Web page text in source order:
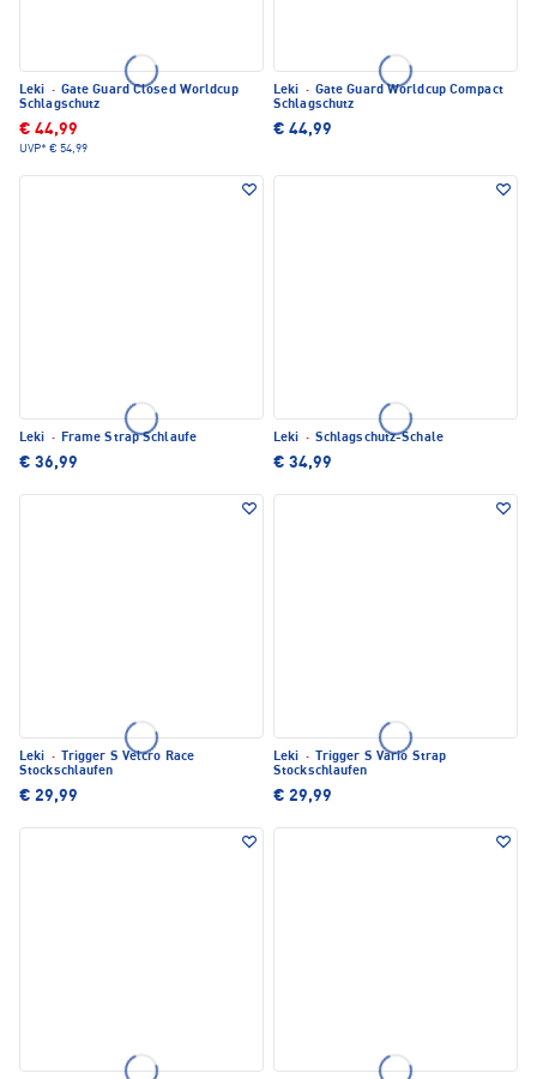
Leki · Gate Guard Closed Worldcup
Schlagschutz
€ 44,99
UVP* € 54,99
Leki · Gate Guard Worldcup Compact
Schlagschutz
€ 44,99
Leki · Frame Strap Schlaufe
€ 36,99
Leki · Schlagschutz-Schale
€ 34,99
Leki ·
Trigger S Velcro Race
Stockschlaufen
€ 29,99
Leki ·
Trigger S Vario Strap
Stockschlaufen
€ 29,99